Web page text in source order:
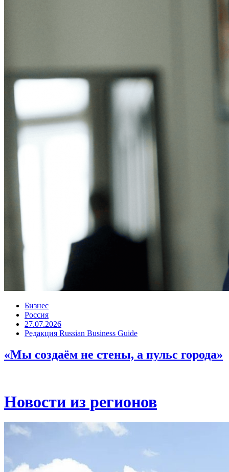
Бизнес
Россия
27.07.2026
Редакция Russian Business Guide
«Мы создаём не стены, а пульс города»
Новости из регионов